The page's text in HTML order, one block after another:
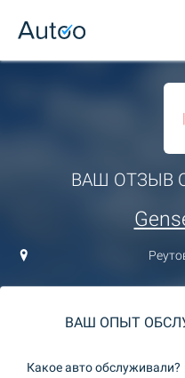
ВАШ ОТЗЫВ
ВАШ ОПЫТ
Какое авто обслуживали?